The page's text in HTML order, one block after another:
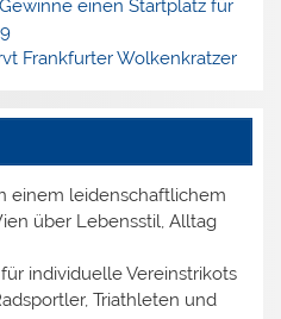
einen Startplatz für
Frankfurter Wolkenkratzer
einem leidenschaftlichem
über Lebensstil, Alltag
individuelle Vereinstrikots
Triathleten und